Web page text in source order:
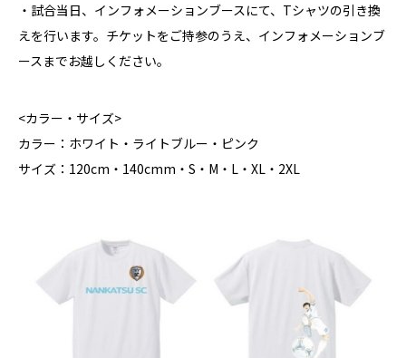
・試合当日、インフォメーションブースにて、Tシャツの引き換
えを行います。チケットをご持参のうえ、インフォメーションブ
ースまでお越しください。
<カラー・サイズ>
カラー：ホワイト・ライトブルー・ピンク
サイズ：120cm・140cmm・S・M・L・XL・2XL